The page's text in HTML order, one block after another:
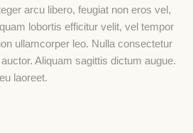
arcu libero, feugiat non eros vel,
lobortis efficitur velit, vel tempor
ullamcorper leo. Nulla consectetur
Aliquam sagittis dictum augue.
laoreet.